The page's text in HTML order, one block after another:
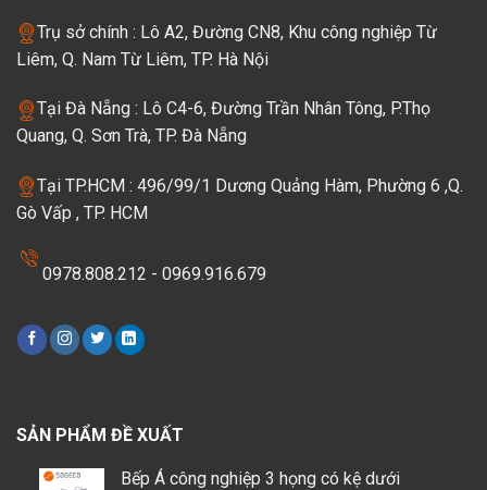
Trụ sở chính : Lô A2, Đường CN8, Khu công nghiệp Từ
Liêm, Q. Nam Từ Liêm, TP. Hà Nội
Tại Đà Nẵng : Lô C4-6, Đường Trần Nhân Tông, P.Thọ
Quang, Q. Sơn Trà, TP. Đà Nẵng
Tại TP.HCM : 496/99/1 Dương Quảng Hàm, Phường 6 ,Q.
Gò Vấp , TP. HCM
0978.808.212 - 0969.916.679
SẢN PHẨM ĐỀ XUẤT
Bếp Á công nghiệp 3 họng có kệ dưới